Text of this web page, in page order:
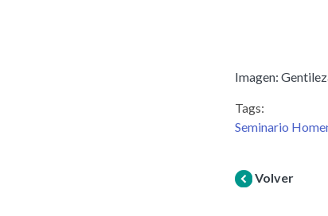
Imagen:
Tags:
Seminario
Volver